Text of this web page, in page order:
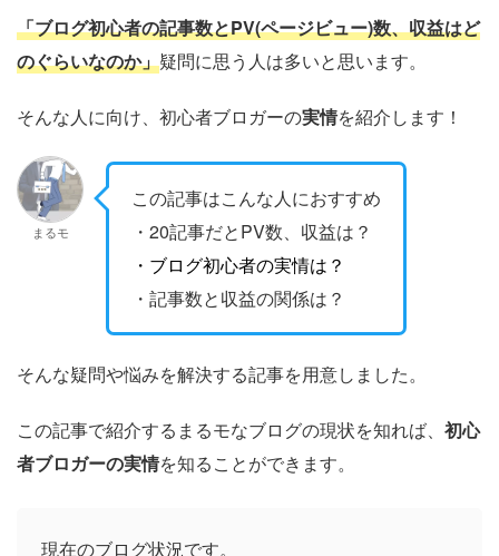
「ブログ初心者の記事数とPV(ページビュー)数、収益はど
のぐらいなのか」疑問に思う人は多いと思います。
そんな人に向け、初心者ブロガーの実情を紹介します！
まるモ
この記事はこんな人におすすめ
・20記事だとPV数、収益は？
・ブログ初心者の実情は？
・記事数と収益の関係は？
そんな疑問や悩みを解決する記事を用意しました。
この記事で紹介するまるモなブログの現状を知れば、 初心
者ブロガーの実情を知ることができます。
現在のブログ状況です。